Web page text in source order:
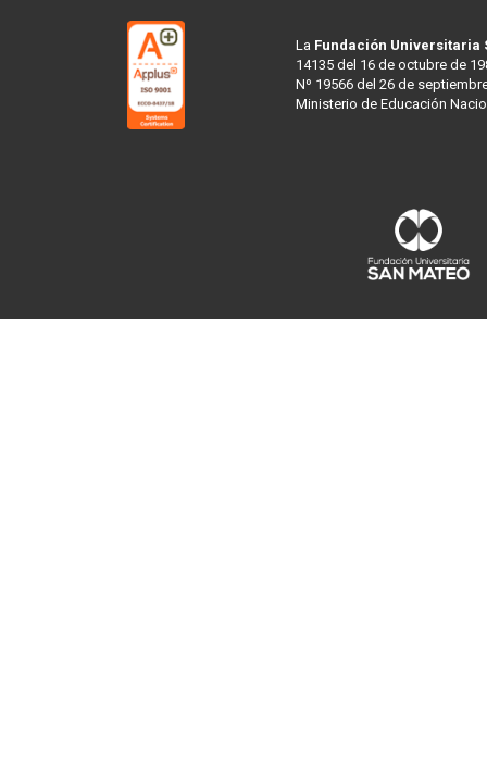
La Fundación Universitaria
14135 del 16 de octubre de
Nº 19566 del 26 de
Ministerio de Educación